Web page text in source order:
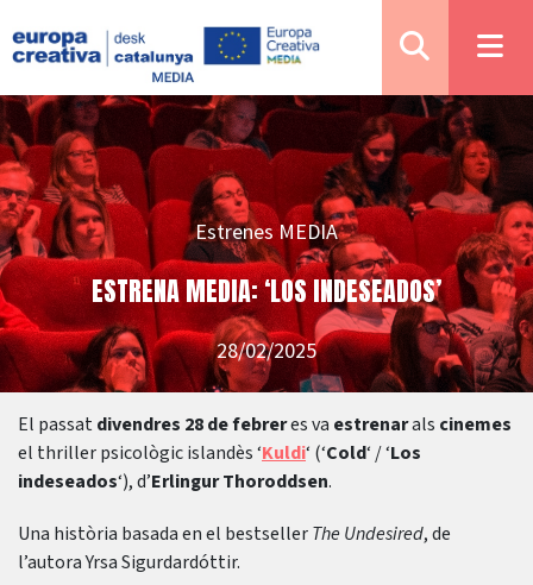
Estrenes MEDIA
ESTRENA MEDIA: ‘LOS INDESEADOS’
28/02/2025
El passatdivendres 28 de febreres va estrenarals cinemes
el thriller psicològic islandès ‘Kuldi‘ (‘Cold‘ / ‘Los
indeseados‘), d’Erlingur Thoroddsen.
Una història basada en el bestsellerThe Undesired, de
l’autora Yrsa Sigurdardóttir.